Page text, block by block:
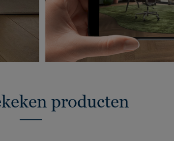
producten